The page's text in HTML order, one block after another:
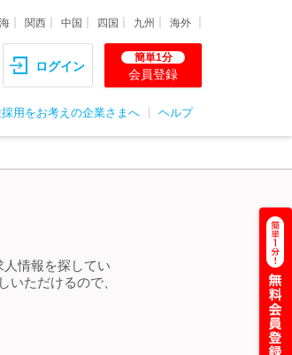
関西 中国 四国 九州 海外
ログイン
簡単1分
会員登録
用をお考えの企業さまへ ヘルプ
情報を探してい
ただけるので、